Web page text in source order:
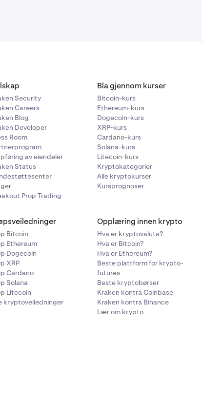
Security
Careers
Blog
Developer
Room
av eiendeler
Status
Prop Trading
Bla gjennom kurser
Bitcoin-kurs
Ethereum-kurs
Dogecoin-kurs
XRP-kurs
Cardano-kurs
Solana-kurs
Litecoin-kurs
Kryptokategorier
Alle kryptokurser
Kursprognoser
Bitcoin
Ethereum
Dogecoin
XRP
Cardano
Solana
Litecoin
kryptoveiledninger
Opplæring innen krypto
Hva er kryptovaluta?
Hva er Bitcoin?
Hva er Ethereum?
Beste plattform for krypto-
futures
Beste kryptobørser
Kraken kontra Coinbase
Kraken kontra Binance
Lær om krypto